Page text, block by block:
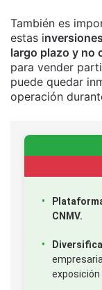
También es
estas i
largo plazo y no
para vender
puede quedar
operación
CNMV.
exposición